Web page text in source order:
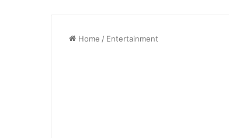
Home / Entertainment